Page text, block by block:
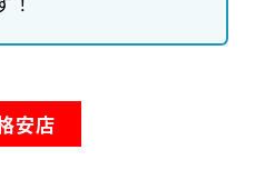
安店